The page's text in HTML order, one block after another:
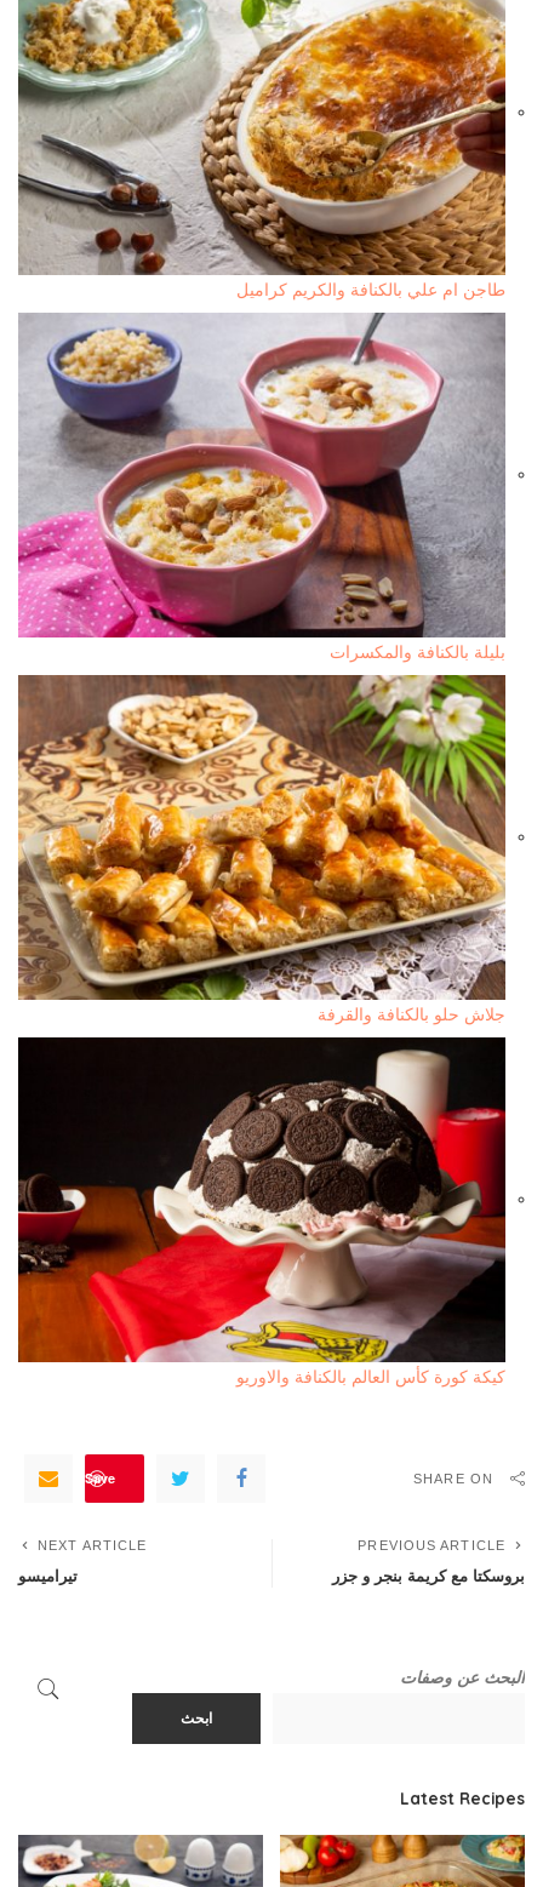
طاجن ام علي بالكنافة والكريم كراميل
بليلة بالكنافة والمكسرات
جلاش حلو بالكنافة والقرفة
كيكة كورة كأس العالم بالكنافة والاوريو
SHARE ON
Save
PREVIOUS ARTICLE
بروسكتا مع كريمة بنجر و جزر
NEXT ARTICLE
تيراميسو
البحث عن وصفات
ابحث
Latest Recipes